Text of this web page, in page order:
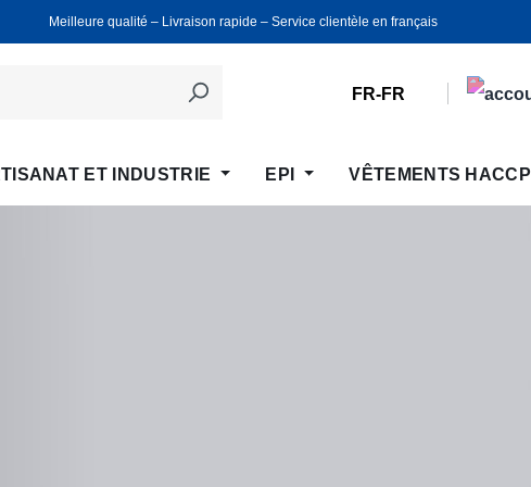
Meilleure qualité ‒ Livraison rapide ‒ Service clientèle en français
FR-FR
ET INDUSTRIE EPI VÊTEMENTS HACCP